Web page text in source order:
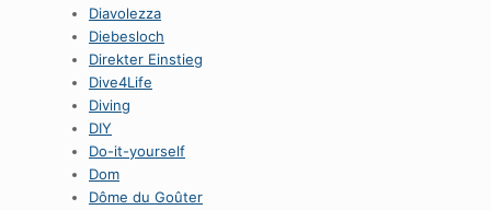
Diavolezza
Diebesloch
Direkter Einstieg
Dive4Life
Diving
DIY
Do-it-yourself
Dom
Dôme du Goûter